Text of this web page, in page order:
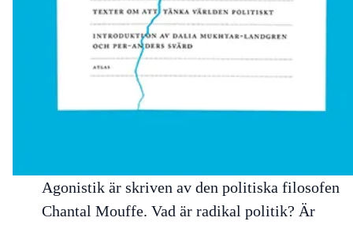
Agonistik är skriven av den politiska filosofen
Chantal Mouffe. Vad är radikal politik? Är